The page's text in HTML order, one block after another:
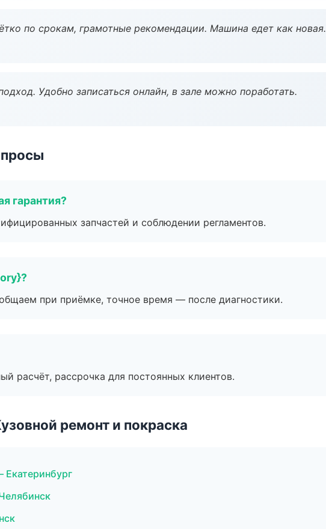
по срокам, грамотные рекомендации. Машина едет как новая.
Удобно записаться онлайн, в зале можно поработать.
гарантия?
запчастей и соблюдении регламентов.
при приёмке, точное время — после диагностики.
расчёт, рассрочка для постоянных клиентов.
ремонт и покраска
Екатеринбург